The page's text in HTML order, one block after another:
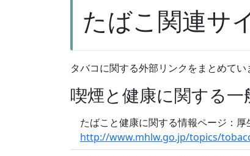
たばこ関連サ
タバコに関する外部リンクをまとめてい
喫煙と健康に関する一
たばこと健康に関する情報ページ：
http://www.mhlw.go.jp/topics/